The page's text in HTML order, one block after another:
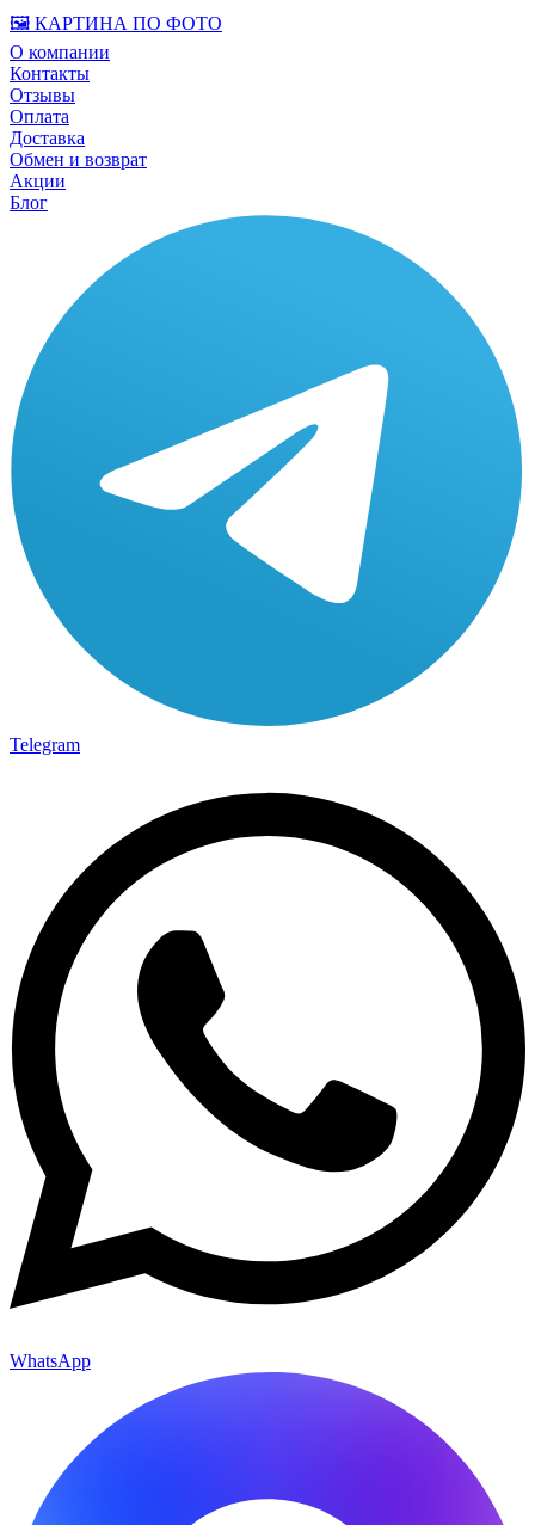
🖼️ КАРТИНА ПО ФОТО
О компании
Контакты
Отзывы
Оплата
Доставка
Обмен и возврат
Акции
Блог
Telegram
WhatsApp